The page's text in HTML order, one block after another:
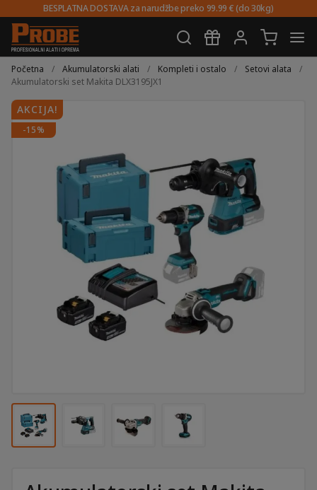
BESPLATNA DOSTAVA za narudžbe preko 99.99 € (do 30kg)
Preskoči
na
navigaciju
Skoči
do
sadržaja
Početna / Akumulatorski alati / Kompleti i ostalo / Setovi alata
/
Akumulatorski set Makita DLX3195JX1
AKCIJA!
-15%